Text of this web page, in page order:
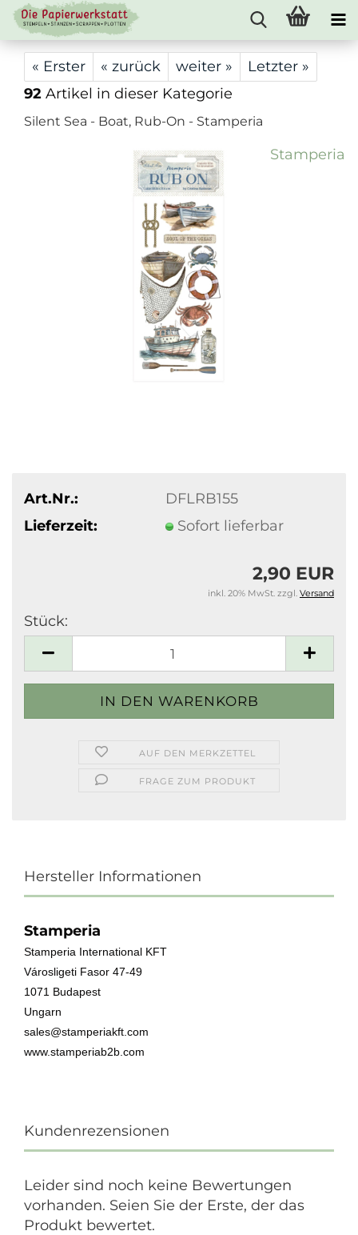
« Erster « zurück weiter »
Letzter »
92 Artikel in dieser Kategorie
Silent Sea - Boat, Rub-On - Stamperia
Stamperia
Art.Nr.:
DFLRB155
Lieferzeit:
Sofort lieferbar
2,90 EUR
inkl. 20% MwSt. zzgl. Versand
Stück:
AUF DEN MERKZETTEL
FRAGE ZUM PRODUKT
Hersteller Informationen
Stamperia
Stamperia International KFT
Városligeti Fasor 47-49
1071 Budapest
Ungarn
sales@stamperiakft.com
www.stamperiab2b.com
Kundenrezensionen
Leider sind noch keine Bewertungen
vorhanden. Seien Sie der Erste, der das
Produkt bewertet.